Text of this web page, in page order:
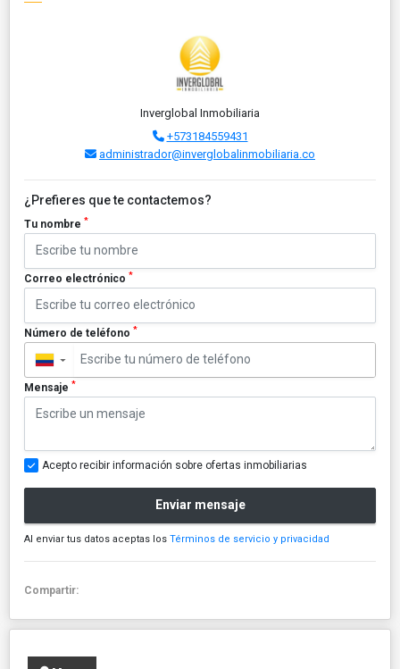
Inverglobal Inmobiliaria
+573184559431
administrador@inverglobalinmobiliaria.co
¿Prefieres que te contactemos?
Tu nombre *
Correo electrónico *
Número de teléfono *
▼
Mensaje *
Acepto recibir información sobre ofertas inmobiliarias
Enviar mensaje
Al enviar tus datos aceptas los Términos de servicio y privacidad
Compartir: